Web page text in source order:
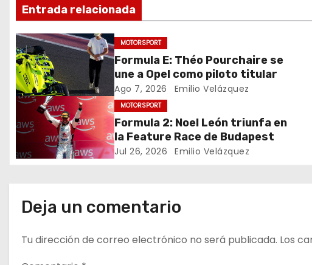
e
g
a
c
i
e
e
Entrada relacionada
MOTORSPORT
Formula E: Théo Pourchaire se
une a Opel como piloto titular
Ago 7, 2026 Emilio Velázquez
MOTORSPORT
Formula 2: Noel León triunfa en
la Feature Race de Budapest
Jul 26, 2026 Emilio Velázquez
Deja un comentario
Tu dirección de correo electrónico no será publicada. Los